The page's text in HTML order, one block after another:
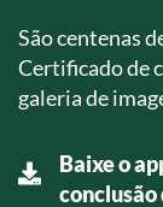
São centenas
Certificado de
galeria de
Baixe o